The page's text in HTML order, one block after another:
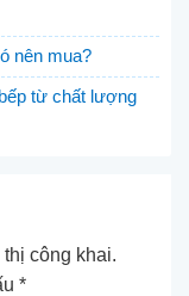
nên mua?
từ chất lượng
công khai.
*